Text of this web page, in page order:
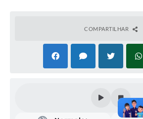
COMPARTILHAR